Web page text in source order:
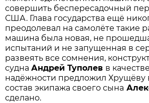
совершить беспересадочный
США. Глава государства ещё
преодолевал на самолёте такие
машина была новая, не
испытаний и не запущенная в
развеять все сомнения,
суднаАндрей Туполев в
надёжности предложил Хрущёву
состав экипажа своего сына
сделано.